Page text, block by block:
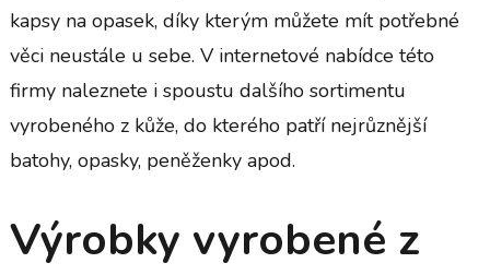
kapsy na opasek, díky kterým můžete mít potřebné
věci neustále u sebe. V internetové nabídce této
firmy naleznete i spoustu dalšího sortimentu
vyrobeného z kůže, do kterého patří nejrůznější
batohy, opasky, peněženky apod.
Výrobky vyrobené z